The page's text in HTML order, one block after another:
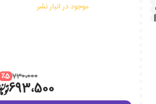
موجود در انبار نشر
730،000 ٪5
693،500